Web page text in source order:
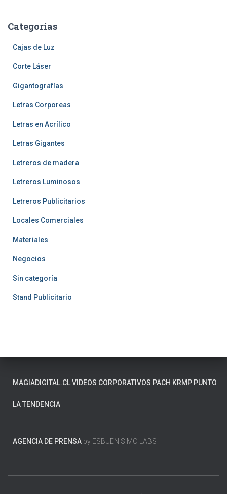
Categorías
Cajas de Luz
Corte Láser
Gigantografías
Letras Corporeas
Letras en Acrílico
Letras Gigantes
Letreros de madera
Letreros Luminosos
Letreros Publicitarios
Locales Comerciales
Materiales
Negocios
Sin categoría
Stand Publicitario
MAGIADIGITAL.CLVIDEOS CORPORATIVOS PACH KRMP PUNTO
LA TENDENCIA
AGENCIA DE PRENSA by ESBUENISIMO LABS